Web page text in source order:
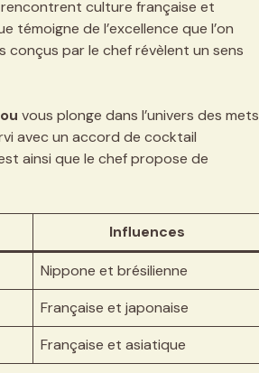
culture française et
de l’excellence que l’on
conçus par le chef révèlent un sens
vous plonge dans l’univers des mets
avec un accord de cocktail
ainsi que le chef propose de
Influences
Nippone et brésilienne
Française et japonaise
Française et asiatique